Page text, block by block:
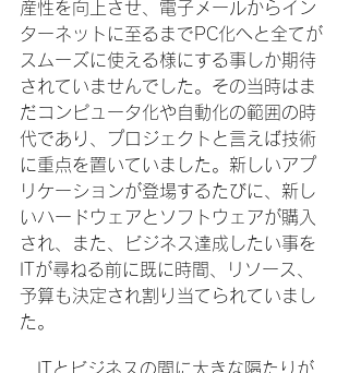
産性を向上させ、電子メールからイン
ターネットに至るまでPC化へと全てが
スムーズに使える様にする事しか期待
されていませんでした。その当時はま
だコンピュータ化や自動化の範囲の時
代であり、プロジェクトと言えば技術
に重点を置いていました。新しいアプ
リケーションが登場するたびに、新し
いハードウェアとソフトウェアが購入
され、また、ビジネス達成したい事を
ITが尋ねる前に既に時間、リソース、
予算も決定され割り当てられていまし
た。
ITとビジネスの間に大きな隔たりが